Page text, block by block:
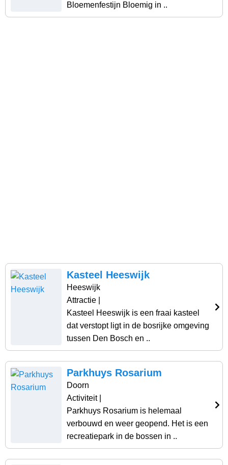
Bloemenfestijn Bloemig in ..
Kasteel Heeswijk
Heeswijk
Attractie
Kasteel Heeswijk is een fraai kasteel
dat verstopt ligt in de bosrijke omgeving
tussen Den Bosch en ..
Parkhuys Rosarium
Doorn
Activiteit|
Parkhuys Rosarium is helemaal
verbouwd en weer geopend. Het is een
recreatiepark in de bossen in ..